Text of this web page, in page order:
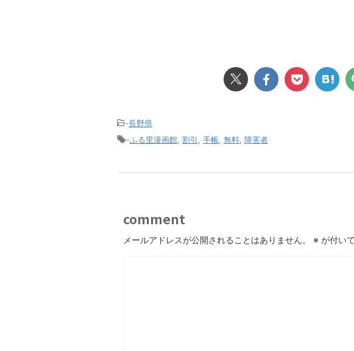
-長野県
-ふる里漫画館 割引 手帳 無料 障害者
comment
メールアドレスが公開されることはありません。 ※ が付い